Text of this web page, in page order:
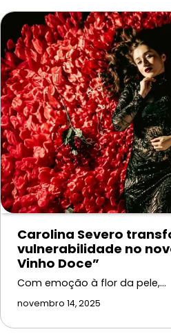
Carolina Severo
vulnerabilidade no
Vinho Doce”
Com emoção à flor da pele,…
novembro 14, 2025